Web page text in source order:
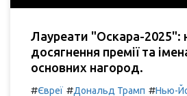
Лауреати "Оскара-2025":
досягнення премії та
основних нагород.
#Євреї #Дональд Трамп #Нью-